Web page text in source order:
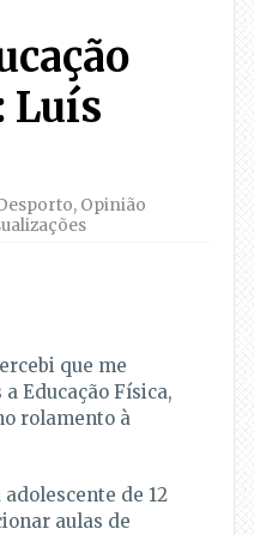
Luís
, Opinião
que me
Educação Física,
rolamento à
de 12
aulas de